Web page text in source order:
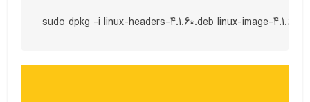
sudo dpkg -i linux-headers-4.1.6*.deb linux-image-